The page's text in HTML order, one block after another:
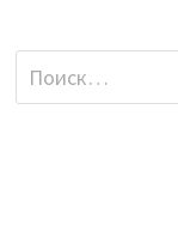
Найти: